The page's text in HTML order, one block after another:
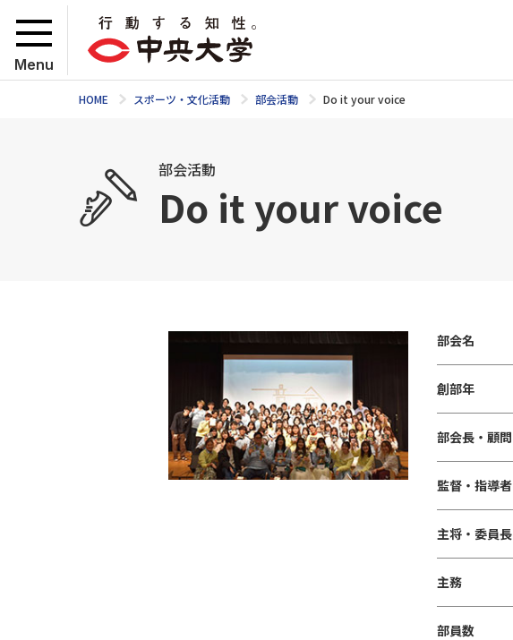
Menu
HOME スポーツ・文化活動 部会活動 Do it your voice
部会活動
Do it your voice
部会名
創部年
部会長・顧問
監督・指導者
主将・委員長
主務
部員数